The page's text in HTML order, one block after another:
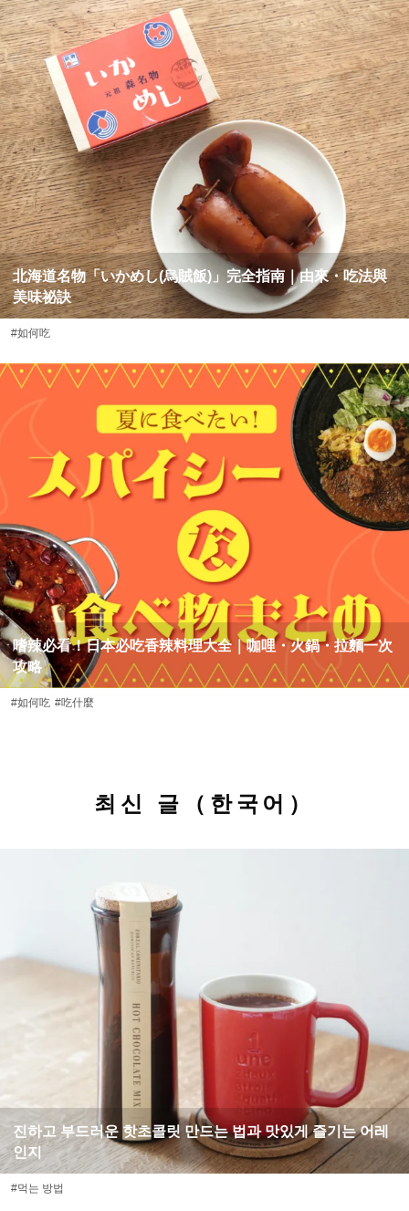
北海道名物「いかめし(烏賊飯)」完全指南｜由來・吃法與
美味祕訣
#如何吃
嗜辣必看！日本必吃香辣料理大全｜咖哩・火鍋・拉麵一次
攻略
#如何吃 #吃什麼
최신 글（한국어）
진하고 부드러운 핫초콜릿 만드는 법과 맛있게 즐기는 어레
인지
#먹는 방법